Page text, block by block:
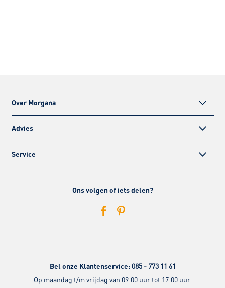
Over Morgana
Advies
Service
Ons volgen of iets delen?
Bel onze Klantenservice: 085 - 773 11 61
Op maandag t/m vrijdag van 09.00 uur tot 17.00 uur.